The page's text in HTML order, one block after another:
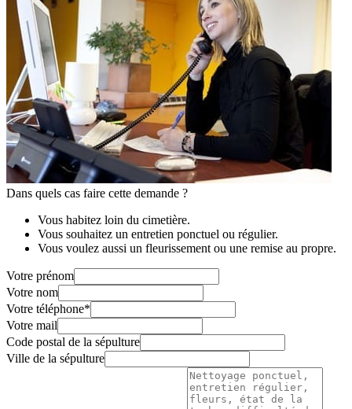
Dans quels cas faire cette demande ?
Vous habitez loin du cimetière.
Vous souhaitez un entretien ponctuel ou régulier.
Vous voulez aussi un fleurissement ou une remise au propre.
Votre prénom
Votre nom
Votre téléphone*
Votre mail
Code postal de la sépulture
Ville de la sépulture